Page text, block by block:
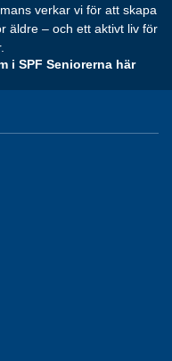
verkar vi för att skapa
äldre – och ett aktivt liv för
i SPF Seniorerna här